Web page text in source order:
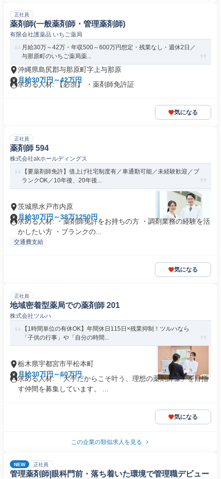
正社員
薬剤師(一般薬剤師・管理薬剤師)
有限会社護薬品 いちご薬局
月給30万～42万・年収500～600万円想定・残業なし・週休2日／
与那原町のいちご薬局薬...
沖縄県島尻郡与那原町字上与那原
月給30万円～42万円
求める人材: 【必須】 ・薬剤師免許証
気になる
正社員
薬剤師 594
株式会社akホールディングス
【要薬剤師免許】借上げ社宅制度有／車通勤可能／未経験歓迎／ブ
ランクOK／10年後、20年後...
茨城県水戸市内原
月給30万円～38万1250円
求める人材: ・薬剤師免許をお持ちの方 ・調剤業務の経験を活
かしたい方 ・ブランクの...
交通費支給
気になる
正社員
地域密着型薬局での薬剤師 201
株式会社ツルハ
【1時間単位の有休OK】年間休日115日×残業抑制！ツルハなら
「子供の行事」や「自分の時間...
栃木県宇都宮市平松本町
月給30万円～60万円
求める人材: 「大手だからこそ叶う、理想の薬剤師像」を目指
す仲間を募集しています。 ...
気になる
この企業の類似求人を見る
NEW 正社員
管理薬剤師|眼科門前・落ち着いた環境で管理職デビュー